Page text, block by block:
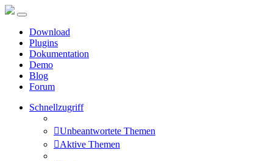
Download
Plugins
Dokumentation
Demo
Blog
Forum
Schnellzugriff
Unbeantwortete Themen
Aktive Themen